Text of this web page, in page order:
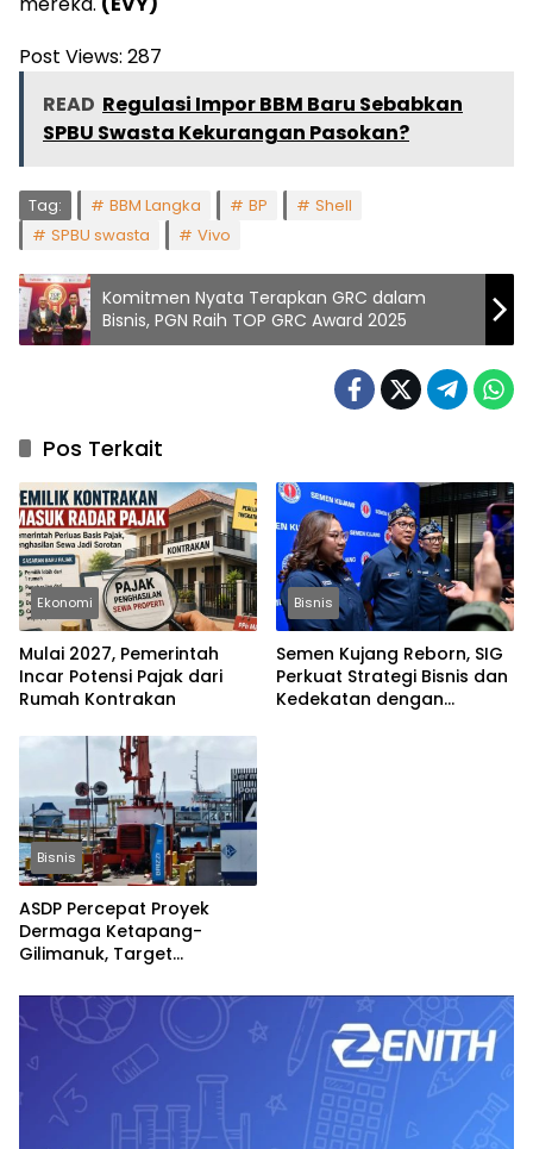
Post Views: 287
READ Regulasi Impor BBM Baru Sebabkan
SPBU Swasta Kekurangan Pasokan?
Tag: BBM Langka BP
Shell
SPBU swasta
Vivo
Komitmen Nyata Terapkan GRC dalam
Bisnis, PGN Raih TOP GRC Award 2025
Pos Terkait
Ekonomi
Mulai 2027, Pemerintah
Incar Potensi Pajak dari
Rumah Kontrakan
Bisnis
Semen Kujang Reborn, SIG
Perkuat Strategi Bisnis dan
Kedekatan dengan
Bisnis
ASDP Percepat Proyek
Dermaga Ketapang-
Gilimanuk, Target
dan Lebaran